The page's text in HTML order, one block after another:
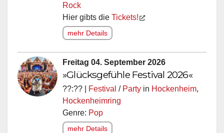
Rock
Hier gibts die Tickets!
mehr Details
Freitag 04. September 2026
»Glücksgefühle Festival 2026«
??:?? | Festival / Party in Hockenheim,
Hockenheimring
Genre: Pop
mehr Details